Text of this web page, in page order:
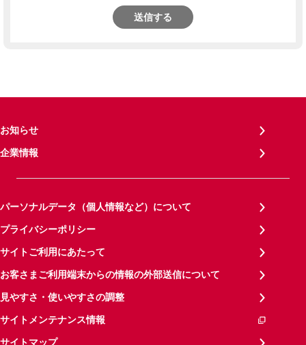
送信する
お知らせ
企業情報
パーソナルデータ（個人情報など）について
プライバシーポリシー
サイトご利用にあたって
お客さまご利用端末からの情報の外部送信について
見やすさ・使いやすさの調整
サイトメンテナンス情報
サイトマップ